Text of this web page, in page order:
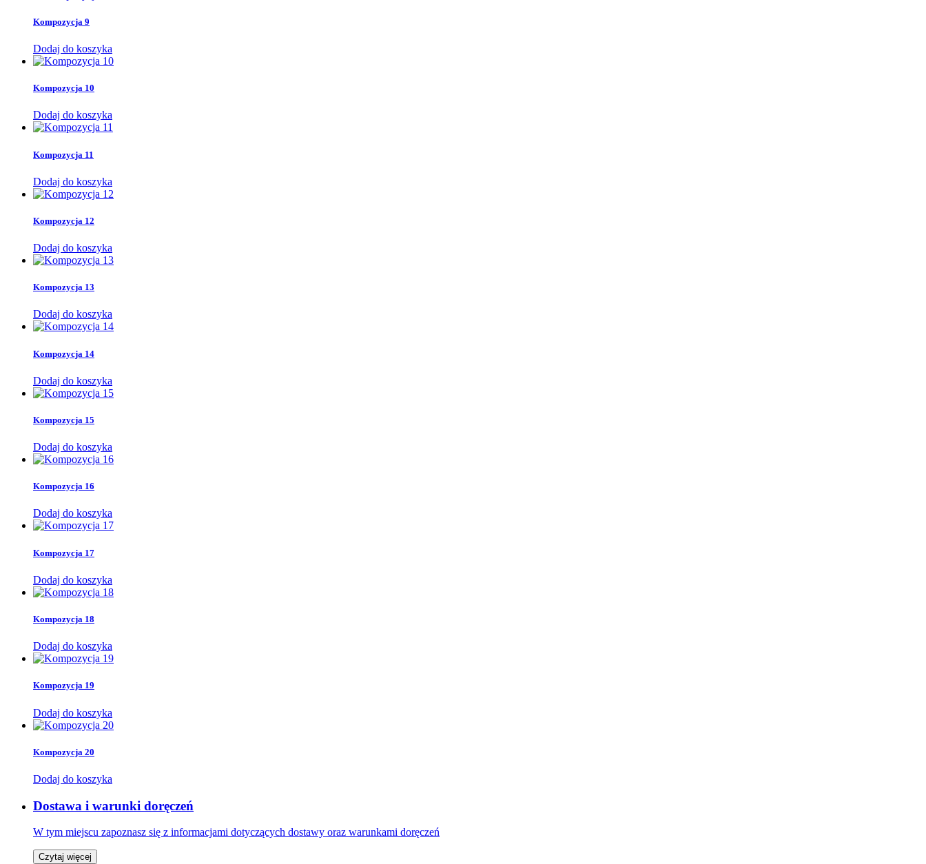
Kompozycja 9
Dodaj do koszyka
Kompozycja 10
Dodaj do koszyka
Kompozycja 11
Dodaj do koszyka
Kompozycja 12
Dodaj do koszyka
Kompozycja 13
Dodaj do koszyka
Kompozycja 14
Dodaj do koszyka
Kompozycja 15
Dodaj do koszyka
Kompozycja 16
Dodaj do koszyka
Kompozycja 17
Dodaj do koszyka
Kompozycja 18
Dodaj do koszyka
Kompozycja 19
Dodaj do koszyka
Kompozycja 20
Dodaj do koszyka
Dostawa i warunki doręczeń
W tym miejscu zapoznasz się z informacjami dotyczących dostawy oraz warunkami doręczeń
Czytaj więcej